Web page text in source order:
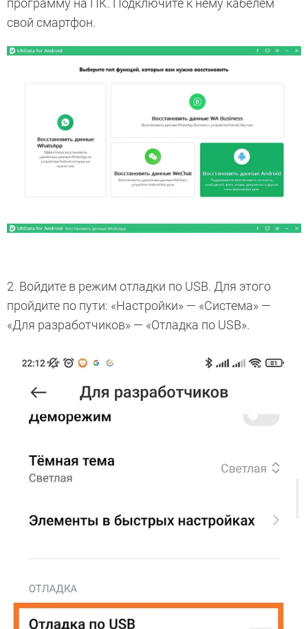
программу на ПК. Подключите к нему кабелем
свой смартфон.
2. Войдите в режим отладки по USB. Для этого
пройдите по пути: «Настройки» — «Система» —
«Для разработчиков» — «Отладка по USB».